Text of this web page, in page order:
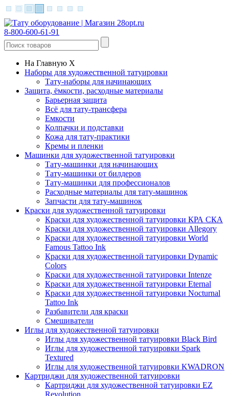
8-800-600-61-91
На Главную X
Наборы для художественной татуировки
Тату-наборы для начинающих
Защита, ёмкости, расходные материалы
Барьерная защита
Всё для тату-трансфера
Емкости
Колпачки и подставки
Кожа для тату-практики
Кремы и пленки
Машинки для художественной татуировки
Тату-машинки для начинающих
Тату-машинки от билдеров
Тату-машинки для профессионалов
Расходные материалы для тату-машинок
Запчасти для тату-машинок
Краски для художественной татуировки
Краски для художественной татуировки КРА СКА
Краски для художественной татуировки Allegory
Краски для художественной татуировки World
Famous Tattoo Ink
Краски для художественной татуировки Dynamic
Colors
Краски для художественной татуировки Intenze
Краски для художественной татуировки Eternal
Краски для художественной татуировки Nocturnal
Tattoo Ink
Разбавители для краски
Смешиватели
Иглы для художественной татуировки
Иглы для художественной татуировки Black Bird
Иглы для художественной татуировки Spark
Textured
Иглы для художественной татуировки KWADRON
Картриджи для художественной татуировки
Картриджи для художественной татуировки EZ
Revolution